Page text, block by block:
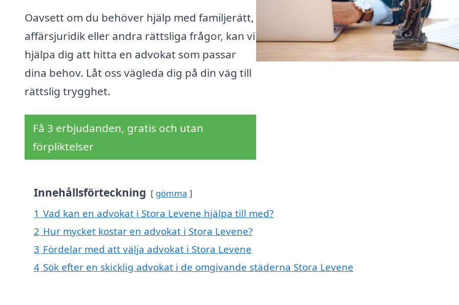
Oavsett om du behöver hjälp med familjerätt,
affärsjuridik eller andra rättsliga frågor, kan vi
hjälpa dig att hitta en advokat som passar
dina behov. Låt oss vägleda dig på din väg till
rättslig trygghet.
Få 3 erbjudanden, gratis och utan
förpliktelser
Innehållsförteckning gömma
1 Vad kan en advokat i Stora Levene hjälpa till med?
2 Hur mycket kostar en advokat i Stora Levene?
3 Fördelar med att välja advokat i Stora Levene
4 Sök efter en skicklig advokat i de omgivande städerna Stora Levene